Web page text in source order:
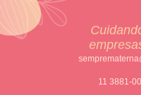
11 3881-